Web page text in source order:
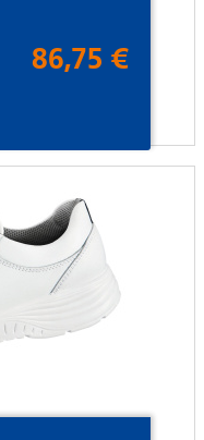
86,75 €